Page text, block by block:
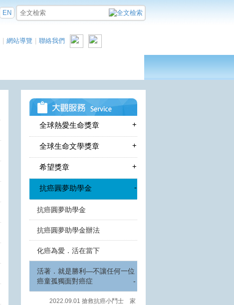
EN
網站導覽 聯絡我們
全球熱愛生命獎章 +
全球生命文學獎章 +
希望獎章 +
抗癌圓夢助學金 -
抗癌圓夢助學金
抗癌圓夢助學金辦法
化癌為愛．活在當下
活著．就是勝利—不讓任何一位
癌童孤獨面對癌症
-
2022.09.01 搶救抗癌小鬥士 家